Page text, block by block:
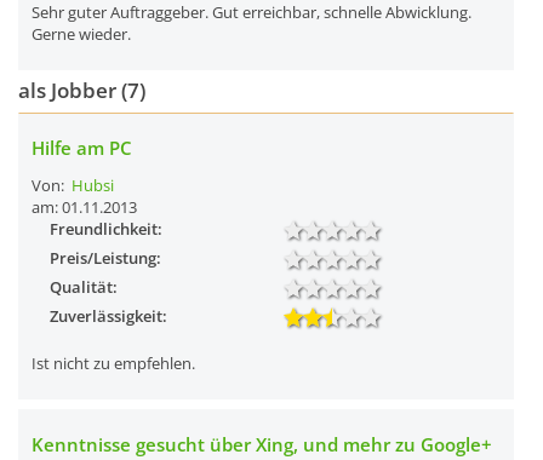
Sehr guter Auftraggeber. Gut erreichbar, schnelle Abwicklung.
Gerne wieder.
als Jobber (7)
Hilfe am PC
Von: Hubsi
am: 01.11.2013
Freundlichkeit:
Preis/Leistung:
Qualität:
Zuverlässigkeit:
Ist nicht zu empfehlen.
Kenntnisse gesucht über Xing, und mehr zu Google+